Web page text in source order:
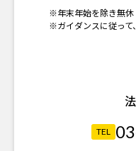
※年末年始を除き無休
※ガイダンスに従って
TEL